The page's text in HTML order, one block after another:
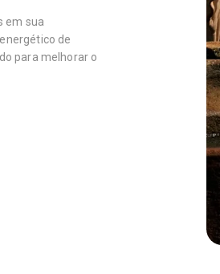
em sua
de
para melhorar o